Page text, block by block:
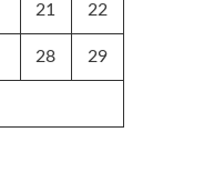
21 22
28 29